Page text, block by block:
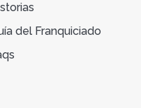
del Franquiciado